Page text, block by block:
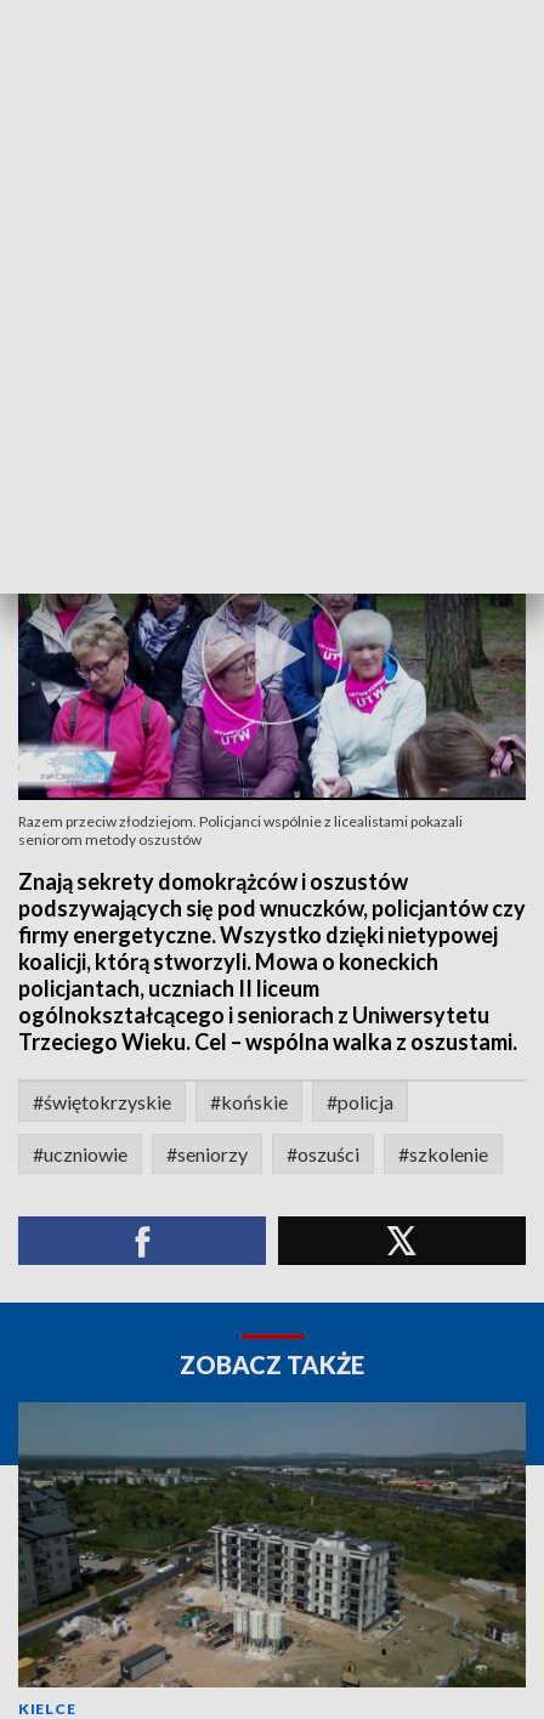
Razem przeciw złodziejom. Policjanci wspólnie z licealistami pokazali
seniorom metody oszustów
Znają sekrety domokrążców i oszustów
podszywających się pod wnuczków, policjantów czy
firmy energetyczne. Wszystko dzięki nietypowej
koalicji, którą stworzyli. Mowa o koneckich
policjantach, uczniach II liceum
ogólnokształcącego i seniorach z Uniwersytetu
Trzeciego Wieku. Cel – wspólna walka z oszustami.
#świętokrzyskie #końskie #policja
#uczniowie #seniorzy #oszuści #szkolenie
ZOBACZ TAKŻE
KIELCE